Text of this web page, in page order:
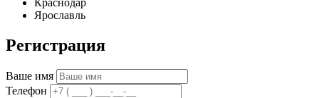
Краснодар
Ярославль
Регистрация
Ваше имя
Телефон